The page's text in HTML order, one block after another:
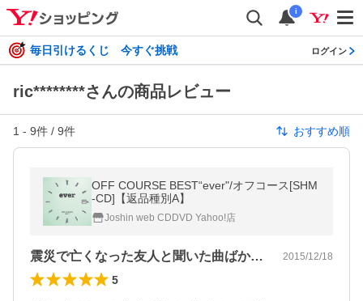
i
毎日引けるくじ 今すぐ挑戦 ログイン
ric********さんの商品レビュー
1 - 9件 / 9件 おすすめ順
OFF COURSE BEST“ever"/オフコース[SHM
-CD]【返品種別A】
Joshin web CDDVD Yahoo!店
震災で亡くなった友人と聞いた曲ばかり。… 2015/12/18
5